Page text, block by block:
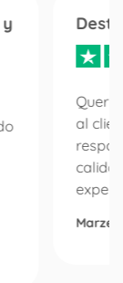
y
al